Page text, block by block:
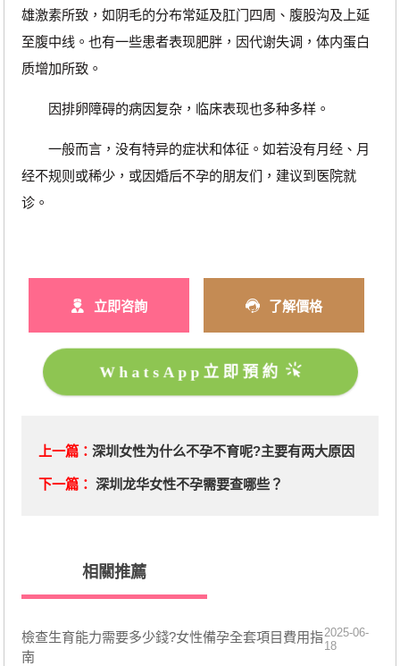
雄激素所致，如阴毛的分布常延及肛门四周、腹股沟及上延
至腹中线。也有一些患者表现肥胖，因代谢失调，体内蛋白
质增加所致。
因排卵障碍的病因复杂，临床表现也多种多样。
一般而言，没有特异的症状和体征。如若没有月经、月
经不规则或稀少，或因婚后不孕的朋友们，建议到医院就
诊。
立即咨詢 了解價格
WhatsApp立即預約
上一篇： 深圳女性为什么不孕不育呢?主要有两大原因
下一篇： 深圳龙华女性不孕需要查哪些？
相關推薦
檢查生育能力需要多少錢?女性備孕全套項目費用指
南
2025-06-
18